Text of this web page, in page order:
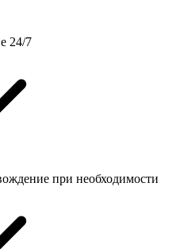
24/7
при необходимости